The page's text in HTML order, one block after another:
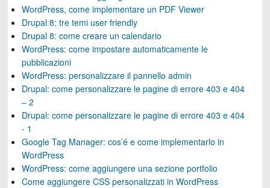
WordPress, come implementare un PDF Viewer
Drupal 8: tre temi user friendly
Drupal 8: come creare un calendario
WordPress: come impostare automaticamente le
pubblicazioni
WordPress: personalizzare il pannello admin
Drupal: come personalizzare le pagine di errore 403 e 404
– 2
Drupal: come personalizzare le pagine di errore 403 e 404
- 1
Google Tag Manager: cos’é e come implementarlo in
WordPress
WordPress: come aggiungere una sezione portfolio
Come aggiungere CSS personalizzati in WordPress